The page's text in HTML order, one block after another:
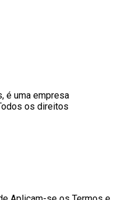
é uma empresa
os direitos